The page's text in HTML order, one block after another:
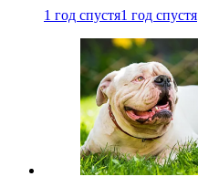
1 год спустя1 год спустя